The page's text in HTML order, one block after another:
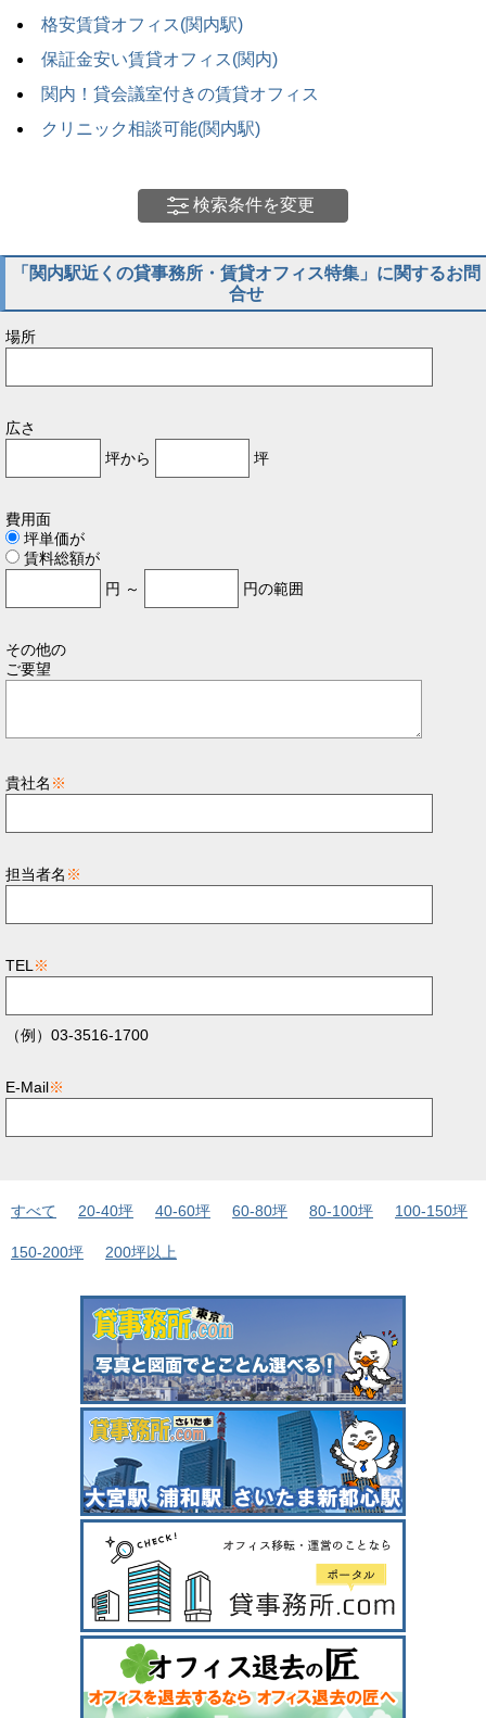
格安賃貸オフィス(関内駅)
保証金安い賃貸オフィス(関内)
関内！貸会議室付きの賃貸オフィス
クリニック相談可能(関内駅)
検索条件を変更
「関内駅近くの貸事務所・賃貸オフィス特集」に関するお問
合せ
場所
広さ
坪から
坪
費用面
坪単価が
賃料総額が
円 ～
円の範囲
その他の
ご要望
貴社名 ※
担当者名 ※
TEL ※
（例）03-3516-1700
E-Mail※
すべて 20-40坪 40-60坪 60-80坪 80-100坪 100-150坪
150-200坪 200坪以上